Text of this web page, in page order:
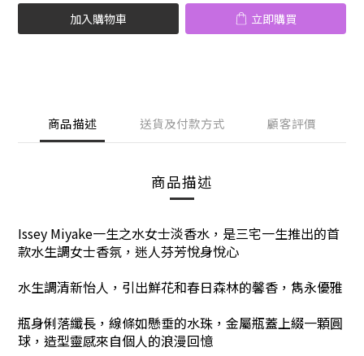
加入購物車 立即購買
商品描述 送貨及付款方式 顧客評價
商品描述
Issey Miyake一生之水女士淡香水 ， 是三宅一生推出的首
款水生調女士香氛，迷人芬芳悅身悅心
水生調清新怡人，引出鮮花和春日森林的馨香，雋永優雅
瓶身俐落纖長，線條如懸垂的水珠，金屬瓶蓋上綴一顆圓
球，造型靈感來自個人的浪漫回憶